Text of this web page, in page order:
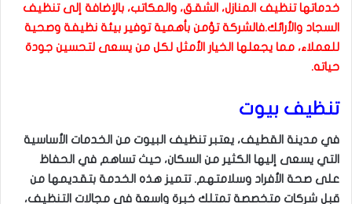
خدماتها تنظيف المنازل، الشقق، والمكاتب، بالإضافة إلى تنظيف
السجاد والأرائك.فالشركة تؤمن بأهمية توفير بيئة نظيفة وصحية
للعملاء، مما يجعلها الخيار الأمثل لكل من يسعى لتحسين جودة
حياته.
تنظيف بيوت
في مدينة القطيف، يعتبر تنظيف البيوت من الخدمات الأساسية
التي يسعى إليها الكثير من السكان، حيث تساهم في الحفاظ
على صحة الأفراد وسلامتهم. تتميز هذه الخدمة بتقديمها من
قبل شركات متخصصة تمتلك خبرة واسعة في مجالات التنظيف،